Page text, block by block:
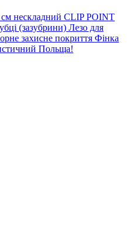
нескладний CLIP POINT
(зазубрини) Лезо для
захисне покриття Фінка
Польща!